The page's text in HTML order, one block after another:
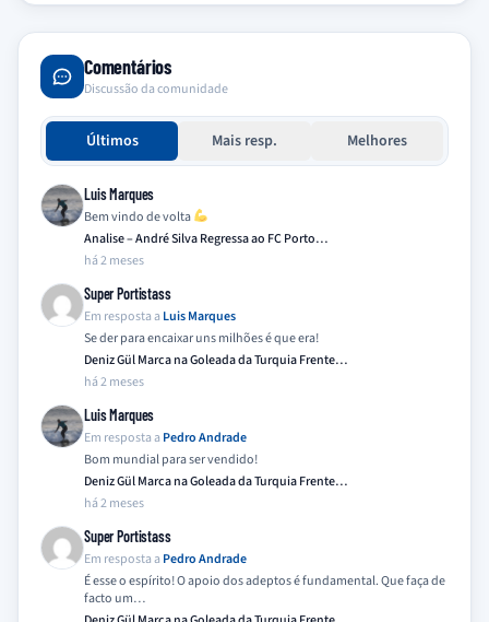
Comentários
Discussão da comunidade
Últimos Mais resp. Melhores
Luis Marques
Bem vindo de volta
Analise – André Silva Regressa ao FC Porto…
há 2 meses
Super Portistass
Em resposta a Luis Marques
Se der para encaixar uns milhões é que era!
Deniz Gül Marca na Goleada da Turquia Frente…
há 2 meses
Luis Marques
Em resposta a Pedro Andrade
Bom mundial para ser vendido!
Deniz Gül Marca na Goleada da Turquia Frente…
há 2 meses
Super Portistass
Em resposta a Pedro Andrade
É esse o espírito! O apoio dos adeptos é fundamental. Que faça de
facto um…